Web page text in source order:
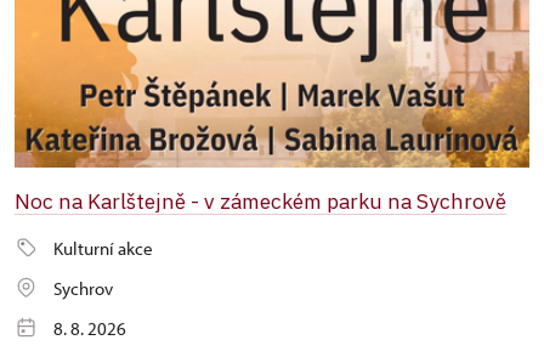
Noc na Karlštejně - v zámeckém parku na Sychrově
Kulturní akce
Sychrov
8. 8. 2026